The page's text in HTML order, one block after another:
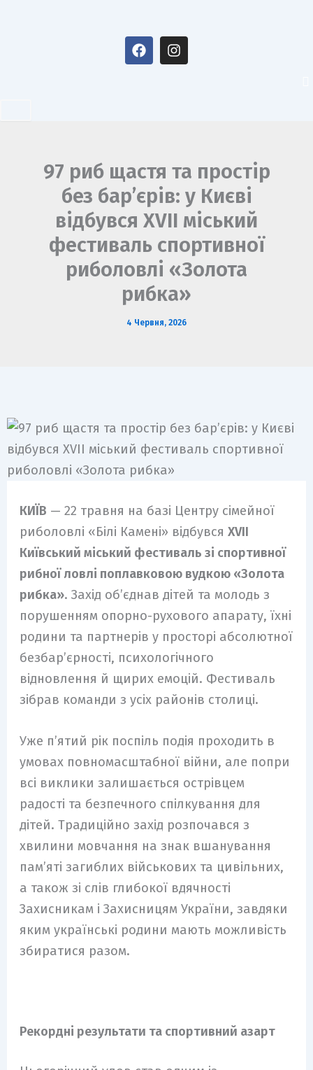
F
a
I
n
97 риб щастя та простір
без бар’єрів: у Києві
відбувся XVII міський
фестиваль спортивної
риболовлі «Золота
рибка»
4 Червня, 2026
КИЇВ — 22 травня на базі Центру сімейної
риболовлі «Білі Камені» відбувсяXVII
Київський міський фестиваль зі спортивної
рибної ловлі поплавковою вудкою «Золота
рибка». Захід об’єднав дітей та молодь з
порушенням опорно-рухового апарату, їхні
родини та партнерів у просторі абсолютної
безбар’єрності, психологічного
відновлення й щирих емоцій. Фестиваль
зібрав команди з усіх районів столиці.
Уже п’ятий рік поспіль подія проходить в
умовах повномасштабної війни, але попри
всі виклики залишається острівцем
радості та безпечного спілкування для
дітей. Традиційно захід розпочався з
хвилини мовчання на знак вшанування
пам’яті загиблих військових та цивільних,
а також зі слів глибокої вдячності
Захисникам і Захисницям України, завдяки
яким українські родини мають можливість
збиратися разом.
Рекордні результати та спортивний азарт